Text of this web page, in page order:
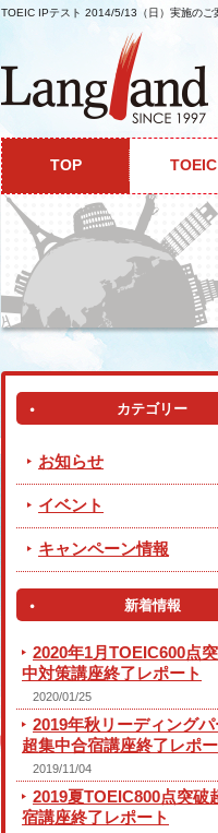
TOEIC IPテスト 2014/5/13（日）実施のご
TOP TOEIC
ホーム ニュース&トピックス
カテゴリー
お知らせ
イベント
キャンペーン情報
新着情報
2020年1月TOEIC600点
中対策講座終了レポート
2020/01/25
2019年秋リーディング
超集中合宿講座終了レポ
2019/11/04
2019夏TOEIC800点突破
宿講座終了レポート